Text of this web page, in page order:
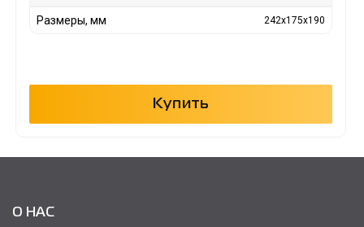
Размеры, мм 242x175x190
Купить
О НАС